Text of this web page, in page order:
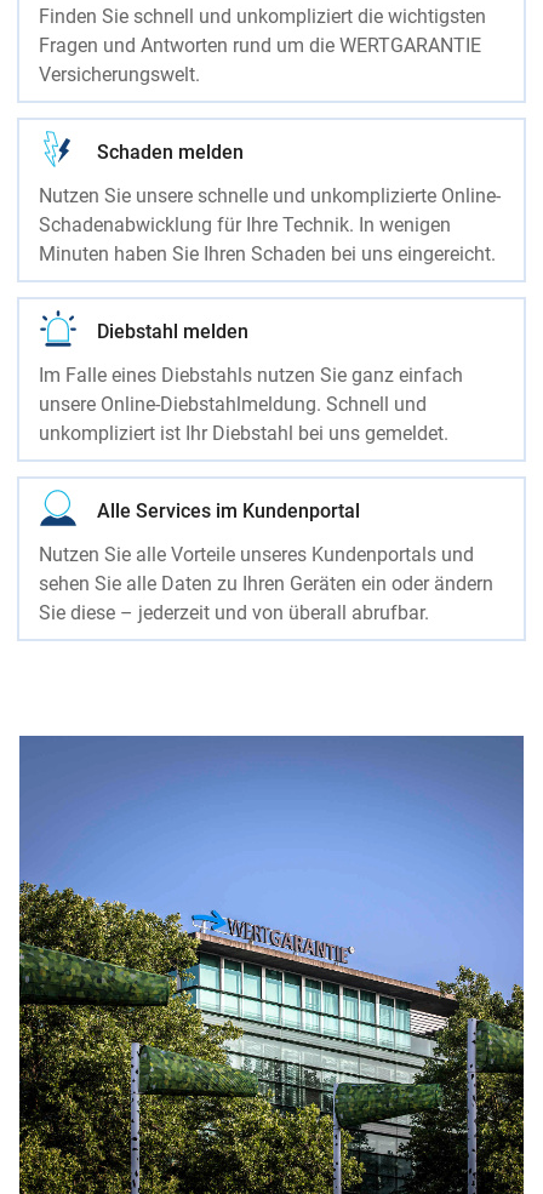
Finden Sie schnell und unkompliziert die wichtigsten
Fragen und Antworten rund um die WERTGARANTIE
Versicherungswelt.
Schaden melden
Nutzen Sie unsere schnelle und unkomplizierte Online-
Schadenabwicklung für Ihre Technik. In wenigen
Minuten haben Sie Ihren Schaden bei uns eingereicht.
Diebstahl melden
Im Falle eines Diebstahls nutzen Sie ganz einfach
unsere Online-Diebstahlmeldung. Schnell und
unkompliziert ist Ihr Diebstahl bei uns gemeldet.
Alle Services im Kundenportal
Nutzen Sie alle Vorteile unseres Kundenportals und
sehen Sie alle Daten zu Ihren Geräten ein oder ändern
Sie diese – jederzeit und von überall abrufbar.